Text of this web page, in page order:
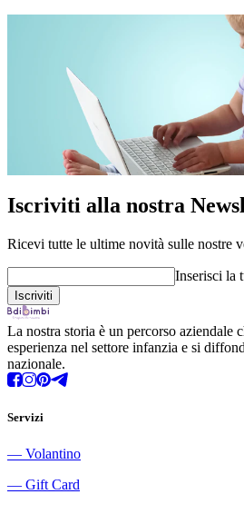
Iscriviti alla nostra
Ricevi tutte le ultime novità sulle nostre
Inserisci la
La nostra storia è un percorso aziendale
esperienza nel settore infanzia e si
nazionale.
Servizi
― Volantino
― Gift Card